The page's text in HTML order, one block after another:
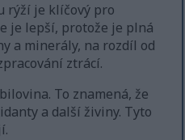
rýží je klíčový pro
je lepší, protože je plná
a minerály, na rozdíl od
ztrácí.
To znamená, že
a další živiny. Tyto